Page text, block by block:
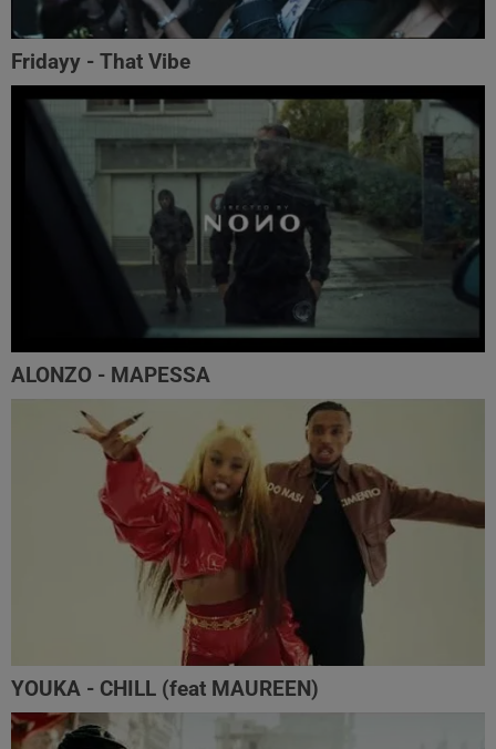
Fridayy - That Vibe
ALONZO - MAPESSA
YOUKA - CHILL (feat MAUREEN)